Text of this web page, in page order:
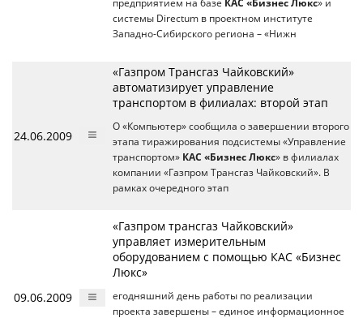
предприятием на базе КАС «Бизнес Люкс» и
системы Directum в проектном институте
Западно-Сибирского региона – «Нижн
24.06.2009
«Газпром Трансгаз Чайковский»
автоматизирует управление
транспортом в филиалах: второй этап
О «Компьютер» сообщила о завершении второго
этапа тиражирования подсистемы «Управление
транспортом» КАС «Бизнес Люкс» в филиалах
компании «Газпром Трансгаз Чайковский». В
рамках очередного этап
09.06.2009
«Газпром трансгаз Чайковский»
управляет измерительным
оборудованием с помощью КАС «Бизнес
Люкс»
егодняшний день работы по реализации
проекта завершены – единое информационное